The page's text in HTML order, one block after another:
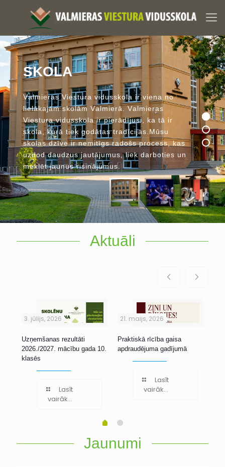
SKOLA
Valmieras Viestura vidusskola ir viena no
lielākajām skolām Valmierā Valmieras
Viestura vidusskola ir pierādījusi ka tā ir
skola , kurā tiek godātas tradīcijas Mūsu
skolas dzīve ir nemitīgs radošs process, kas
uzdod daudzus jautājumus, liek darboties un
meklēt jaunus risinājumus.
Aktuāli
3. jūlijs, 2026
Uzņemšanas rezultāti
2026./2027. mācību gada 10.
klasēs
Lasīt
vairāk...
21. maijs, 2026
Praktiskā rīcība gaisa
apdraudējuma gadījumā
Lasīt
vairāk...
Jaunumi